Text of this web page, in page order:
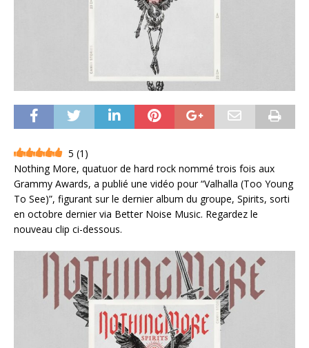
5 (1 )
Nothing More, quatuor de hard rock nommé trois fois aux
Grammy Awards, a publié une vidéo pour “Valhalla (Too Young
To See)”, figurant sur le dernier album du groupe, Spirits, sorti
en octobre dernier via Better Noise Music. Regardez le
nouveau clip ci-dessous.